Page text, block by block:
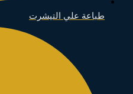
طباعة علي التيشرت